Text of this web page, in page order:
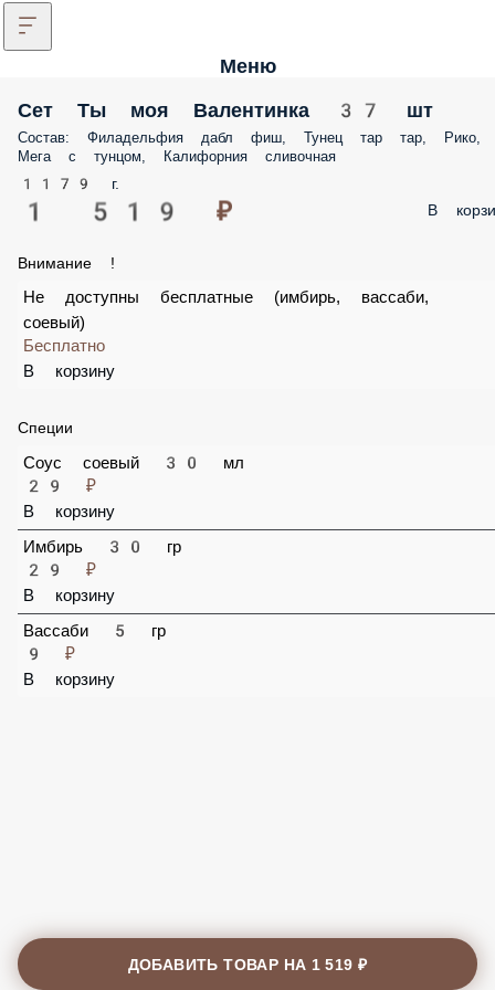
Меню
Сет Ты моя Валентинка 37 шт
Состав: Филадельфия дабл фиш, Тунец тар тар, Рико, Мега с тунцом,
Калифорния сливочная
1179 г.
1 519 ₽ В
Внимание !
Не доступны бесплатные (имбирь, вассаби, соевый)
Бесплатно
В корзину
Соус соевый 30 мл
29 ₽
В корзину
Имбирь 30 гр
29 ₽
В корзину
Вассаби 5 гр
9 ₽
В корзину
ДОБАВИТЬ ТОВАР НА 1 519 ₽